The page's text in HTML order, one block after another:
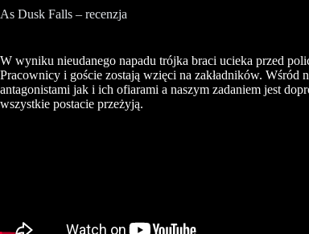
As Dusk Falls – recenzja
W wyniku nieudanego napadu trójka braci ucieka przed
Pracownicy i goście zostają wzięci na zakładników. Wśród
antagonistami jak i ich ofiarami a naszym zadaniem jest
wszystkie postacie przeżyją.